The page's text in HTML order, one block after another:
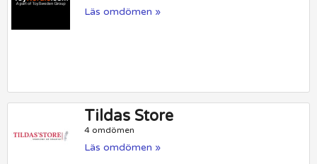
Läs omdömen »
Tildas Store
4 omdömen
Läs omdömen »